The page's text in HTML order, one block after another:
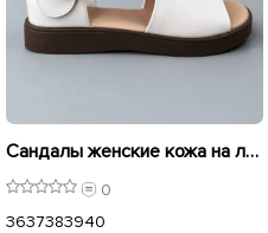
Сандалы женские кожа на липучке 595628 Бежевые
0
3637383940